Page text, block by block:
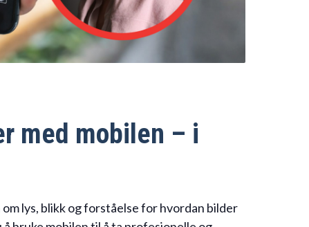
med mobilen – i
lys, blikk og forståelse for hvordan bilder